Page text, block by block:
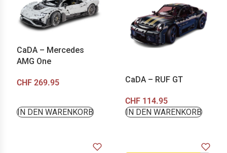
CaDA – Mercedes
AMG One
CHF 269.95
IN DEN WARENKORB
CaDA – RUF GT
CHF114.95
IN DEN WARENKORB